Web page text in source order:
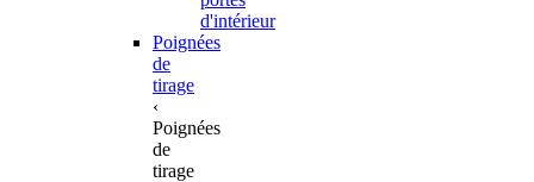
d'intérieur
Poignées
de
tirage
‹
Poignées
de
tirage